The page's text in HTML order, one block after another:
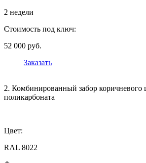
2 недели
Стоимость под ключ:
52 000 руб.
Заказать
2. Комбинированный забор коричневого
поликарбоната
Цвет:
RAL 8022